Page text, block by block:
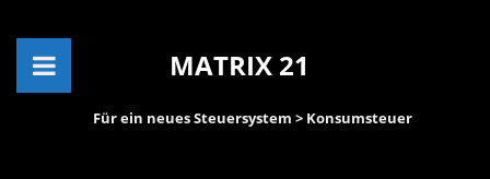
MATRIX 21
Für ein neues Steuersystem > Konsumsteuer